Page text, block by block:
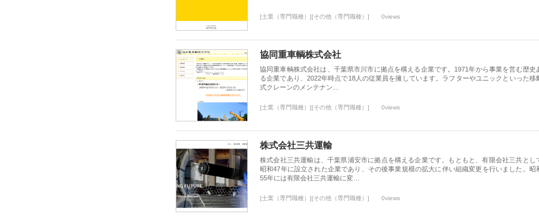
[士業（専門職種）][その他（専門職種）] 0views
協同重車輌株式会社
協同重車輌株式会社は、千葉県市川市に拠点を構える企業です。1971年から事業を営む歴史
る企業であり、2022年時点で18人の従業員を擁しています。ラフターやユニックといった移
式クレーンのメンテナン…
[士業（専門職種）][その他（専門職種）] 0views
株式会社三共運輸
株式会社三共運輸は、千葉県浦安市に拠点を構える企業です。もともと、有限会社三共とし
昭和47年に設立された企業であり、その後事業規模の拡大に伴い組織変更を行いました。昭
55年には有限会社三共運輸に変…
[士業（専門職種）][その他（専門職種）] 0views